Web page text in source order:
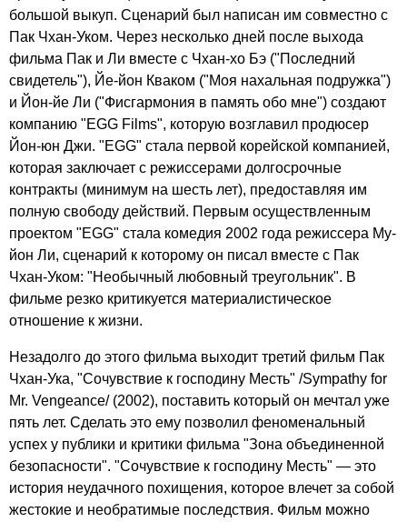
большой выкуп. Сценарий был написан им совместно с
Пак Чхан-Уком. Через несколько дней после выхода
фильма Пак и Ли вместе с Чхан-хо Бэ ("Последний
свидетель"), Йе-йон Кваком ("Моя нахальная подружка")
и Йон-йе Ли ("Фисгармония в память обо мне") создают
компанию "EGG Films", которую возглавил продюсер
Йон-юн Джи. "EGG" стала первой корейской компанией,
которая заключает с режиссерами долгосрочные
контракты (минимум на шесть лет), предоставляя им
полную свободу действий. Первым осуществленным
проектом "EGG" стала комедия 2002 года режиссера Му-
йон Ли, сценарий к которому он писал вместе с Пак
Чхан-Уком: "Необычный любовный треугольник". В
фильме резко критикуется материалистическое
отношение к жизни.
Незадолго до этого фильма выходит третий фильм Пак
Чхан-Ука, "Сочувствие к господину Месть" /Sympathy for
Mr. Vengeance/ (2002), поставить который он мечтал уже
пять лет. Сделать это ему позволил феноменальный
успех у публики и критики фильма "Зона объединенной
безопасности". "Сочувствие к господину Месть" — это
история неудачного похищения, которое влечет за собой
жестокие и необратимые последствия. Фильм можно